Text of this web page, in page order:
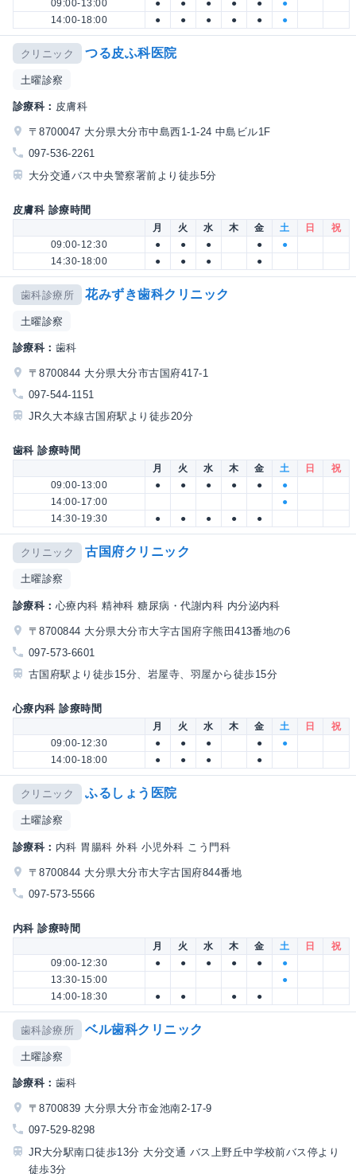
09:00-13:00
● ● ● ● ●
●
14:00-18:00
● ● ● ● ● ●
クリニック つる皮ふ科医院
土曜診察
診療科： 皮膚科
〒8700047 大分県大分市中島西1-1-24 中島ビル1F
097-536-2261
大分交通バス中央警察署前より徒歩5分
皮膚科 診療時間
月 火 水 木 金 土 日
祝
09:00-12:30
● ● ● ●
●
14:30-18:00
● ● ● ●
歯科診療所 花みずき歯科クリニック
土曜診察
診療科： 歯科
〒8700844 大分県大分市古国府417-1
097-544-1151
JR久大本線古国府駅より徒歩20分
歯科 診療時間
月 火 水 木 金 土 日
祝
09:00-13:00
● ● ● ● ●
●
14:00-17:00
●
14:30-19:30
● ● ● ● ●
クリニック 古国府クリニック
土曜診察
診療科： 心療内科 精神科 糖尿病・代謝内科 内分泌内科
〒8700844 大分県大分市大字古国府字熊田413番地の6
097-573-6601
古国府駅より徒歩15分、岩屋寺、羽屋から徒歩15分
心療内科 診療時間
月 火 水 木 金 土 日
祝
09:00-12:30
● ● ● ●
●
14:00-18:00
● ● ● ●
クリニック ふるしょう医院
土曜診察
診療科： 内科 胃腸科 外科 小児外科 こう門科
〒8700844 大分県大分市大字古国府844番地
097-573-5566
内科 診療時間
月 火 水 木 金 土 日
祝
09:00-12:30
● ● ● ● ●
●
13:30-15:00
●
14:00-18:30
● ● ● ●
歯科診療所 ベル歯科クリニック
土曜診察
診療科： 歯科
〒8700839 大分県大分市金池南2-17-9
097-529-8298
JR大分駅南口徒歩13分 大分交通 バス上野丘中学校前バス停より
徒歩3分